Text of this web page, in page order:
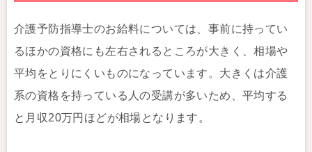
介護予防指導士のお給料については、事前に持ってい
るほかの資格にも左右されるところが大きく、相場や
平均をとりにくいものになっています。大きくは介護
系の資格を持っている人の受講が多いため、平均する
と月収20万円ほどが相場となります。